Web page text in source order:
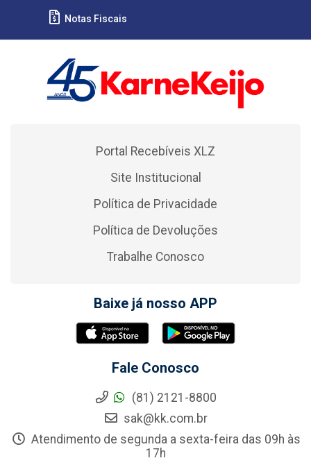
Notas Fiscais
Portal Recebíveis XLZ
Site Institucional
Política de Privacidade
Política de Devoluções
Trabalhe Conosco
Baixe já nosso APP
Fale Conosco
(81) 2121-8800
sak@kk.com.br
Atendimento de segunda a sexta-feira das 09h às
17h